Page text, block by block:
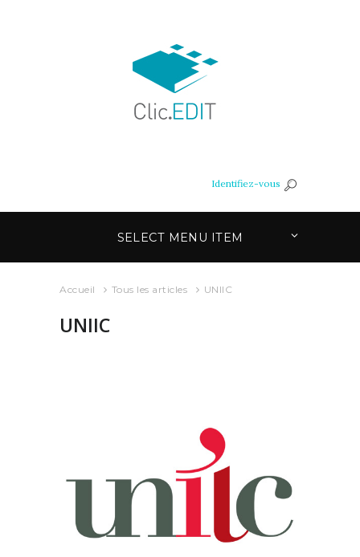
Identifiez-vous
SELECT MENU ITEM
Accueil Tous les articles UNIIC
UNIIC